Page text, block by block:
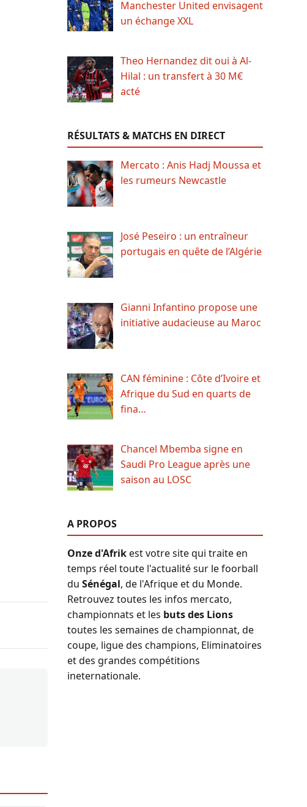
Manchester United envisagent
un échange XXL
Theo Hernandez dit oui à Al-
Hilal : un transfert à 30 M€
acté
RÉSULTATS & MATCHS EN DIRECT
Mercato : Anis Hadj Moussa et
les rumeurs Newcastle
José Peseiro : un entraîneur
portugais en quête de l’Algérie
Gianni Infantino propose une
initiative audacieuse au Maroc
CAN féminine : Côte d’Ivoire et
Afrique du Sud en quarts de
fina…
Chancel Mbemba signe en
Saudi Pro League après une
saison au LOSC
A PROPOS
Onze d'Afrikest votre site qui traite en
temps réel toute l'actualité sur le foorball
du Sénégal, de l'Afrique et du Monde.
Retrouvez toutes les infos mercato,
championnats et les buts des Lions
toutes les semaines de championnat, de
coupe, ligue des champions, Eliminatoires
et des grandes compétitions
ineternationale.